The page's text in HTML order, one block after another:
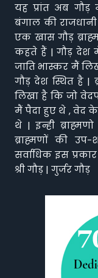
यह प्रांत अब
बंगाल की
एक खास गौड़
कहते हैं | गौड़ देश
जाति भास्कर मैं
गौड़ देश स्थित है |
लिखा है कि जो
मैं पैदा हुए थे , वेद के
थे | इन्ही
ब्राह्मणों की
सर्वाधिक इस
श्री गौड़ | गुर्जर गौड़